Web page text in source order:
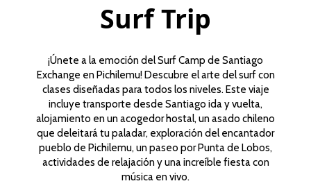
Surf Trip
¡Únete a la emoción del Surf Camp de Santiago
Exchange en Pichilemu! Descubre el arte del surf con
clases diseñadas para todos los niveles. Este viaje
incluye transporte desde Santiago ida y vuelta,
alojamiento en un acogedor hostal, un asado chileno
que deleitará tu paladar, exploración del encantador
pueblo de Pichilemu, un paseo por Punta de Lobos,
actividades de relajación y una increíble fiesta con
música en vivo.